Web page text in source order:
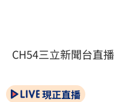
CH54三立新聞台直播
現正直播